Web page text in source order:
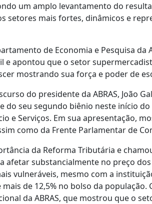
um amplo levantamento do
setores mais fortes, dinâmicos e
de Economia e Pesquisa da
e apontou que o setor
mostrando sua força e poder de
do presidente da ABRAS, João
do seu segundo biênio neste início
e Serviços. Em sua apresentação,
como da Frente Parlamentar de
da Reforma Tributária e
afetar substancialmente no preço
vulneráveis, mesmo com a
de 12,5% no bolso da população.
da ABRAS, que mostrou que o